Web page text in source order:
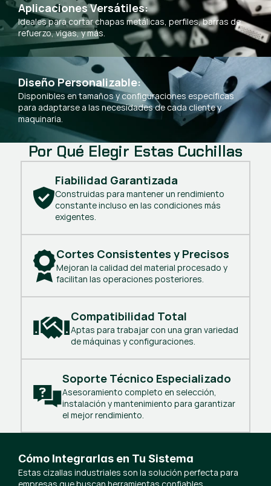
Por Qué Elegir Estas Cuchillas
Fiabilidad Garantizada
Construidas para mantener un rendimiento
constante incluso en las condiciones más
exigentes.
Cortes Consistentes y Precisos
Mejoran la calidad del material procesado y
facilitan las operaciones posteriores.
Compatibilidad Total
Aptas para trabajar con una gran variedad
de máquinas y configuraciones.
Soporte Técnico Especializado
Asesoramiento completo en selección,
instalación y mantenimiento para garantizar
el mejor rendimiento.
Cómo Integrarlas en Tu Sistema
Estas cizallas industriales son la solución perfecta para
Aplicaciones Versátiles:
Ideales para cortar chapas metálicas, perfiles, barras de
refuerzo, vigas, y más.
Diseño Personalizable:
Disponibles en tamaños y configuraciones específicas
para adaptarse a las necesidades de cada cliente y
maquinaria.